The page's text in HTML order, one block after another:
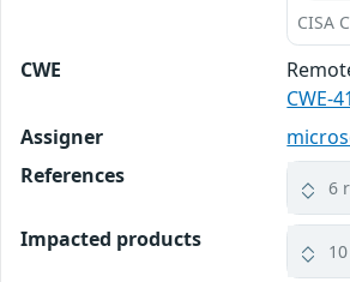
CISA
CWE
CWE-
Assigner
References
6
Impacted products